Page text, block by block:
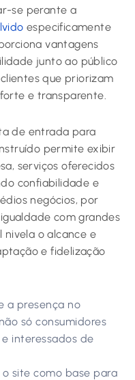
se perante a
especificamente
vantagens
junto ao público
que priorizam
e transparente.
de entrada para
permite exibir
serviços oferecidos
confiabilidade e
negócios, por
com grandes
nivela o alcance e
e fidelização
a presença no
só consumidores
interessados de
o site como base para